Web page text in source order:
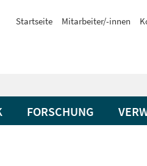
Startseite Mitarbeiter/-innen
FORSCHUNG